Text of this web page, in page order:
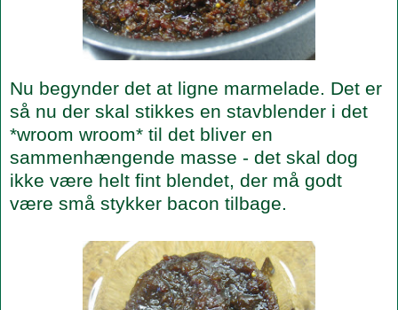
Nu begynder det at ligne marmelade. Det er
så nu der skal stikkes en stavblender i det
*wroom wroom* til det bliver en
sammenhængende masse - det skal dog
ikke være helt fint blendet, der må godt
være små stykker bacon tilbage.